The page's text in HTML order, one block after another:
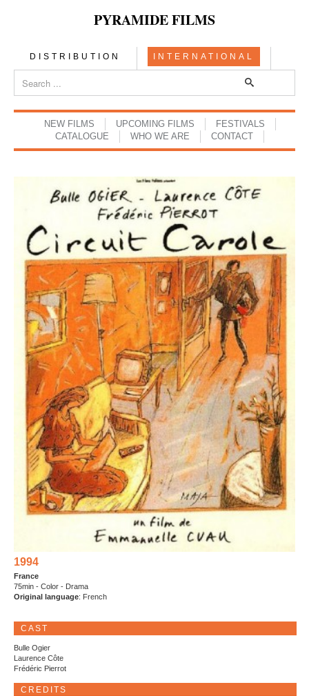
PYRAMIDE FILMS
DISTRIBUTION INTERNATIONAL
NEW FILMS UPCOMING FILMS
FESTIVALS
CATALOGUE
WHO WE ARE CONTACT
1994
France
75min - Color - Drama
Original language: French
CAST
Bulle Ogier
Laurence Côte
Frédéric Pierrot
CREDITS